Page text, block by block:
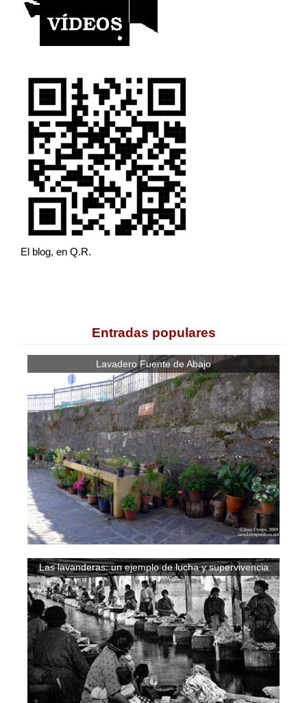
El blog, en Q.R.
Entradas populares
Lavadero Fuente de Abajo
Las lavanderas: un ejemplo de lucha y supervivencia